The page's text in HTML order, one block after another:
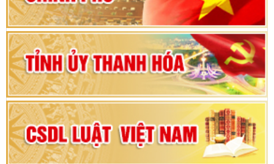
Bộ Chính trị duyệt nội dung Đại hội đại biểu
Đảng bộ tỉnh Thanh Hóa lần thứ XX, nhiệm kỳ
2025 - 2030
Đại hội đại biểu Đảng bộ xã Yên Thọ lần thứ I,
nhiệm kỳ 2025 – 2030
Đại hội Đảng bộ xã Yên Ninh lần thứ nhất,
nhiệm kỳ 2025 - 2030